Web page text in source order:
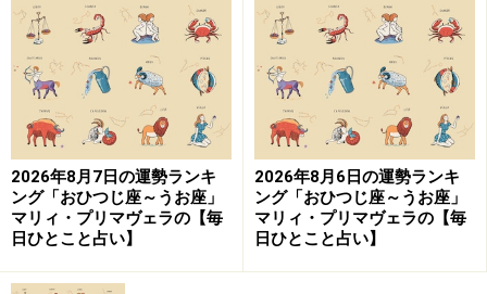
10位：やぎ座／山羊座（12月22日～1月19
日生まれ）
2024年10月26日の運勢「やぎ座」
腹立たしい事件の暗示が……。でも我慢すればやり過ごせ
2026年8月7日の運勢ランキ
ング「おひつじ座～うお座」
マリィ・プリマヴェラの【毎
日ひとこと占い】
2026年8月6日の運勢ランキ
ング「おひつじ座～うお座」
マリィ・プリマヴェラの【毎
日ひとこと占い】